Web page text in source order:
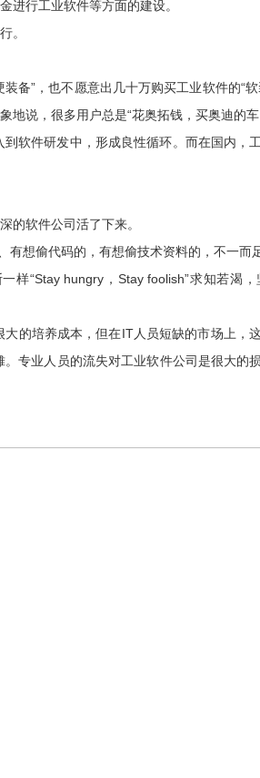
进行工业软件等方面的建设。
。
备”，也不愿意出几十万购买工业软件的“
说，很多用户总是“花奥拓钱，买奥迪的
软件研发中，形成良性循环。而在国内
的软件公司活了下来。
想偷代码的，有想偷技术资料的，不一
“Stay hungry，Stay foolish”求知若渴
的培养成本，但在IT人员短缺的市场上
专业人员的流失对工业软件公司是很大